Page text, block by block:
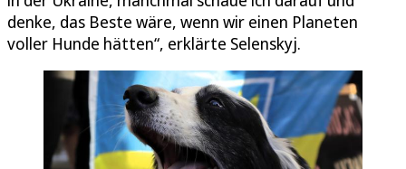
denke, das Beste wäre, wenn wir einen Planeten
voller Hunde hätten“, erklärte Selenskyj.